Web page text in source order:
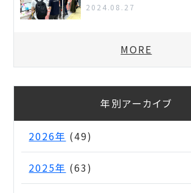
2024.08.27
MORE
年別アーカイブ
2026年 (49)
2025年 (63)